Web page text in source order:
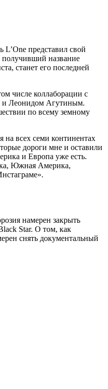
представил свой
название
станет его последней
числе коллаборации с
и Леонидом Агутиным.
по всему земному
на всех семи континентах
дороги мне и оставили
и Европа уже есть.
Южная Америка,
намерен закрыть
Star. О том, как
снять документальный